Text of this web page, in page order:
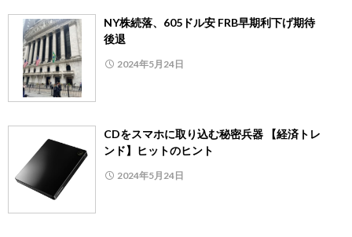
NY株続落、605ドル安 FRB早期利下げ期待
後退
2024年5月24日
CDをスマホに取り込む秘密兵器 【経済トレ
ンド】ヒットのヒント
2024年5月24日